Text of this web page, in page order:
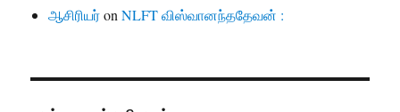
ஆசிரியர்onNLFT விஸ்வானந்ததேவன் :